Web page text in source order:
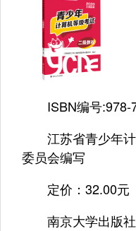
ISBN编号
江苏省青少年
委员会编写
定价：32.00元
南京大学出版社